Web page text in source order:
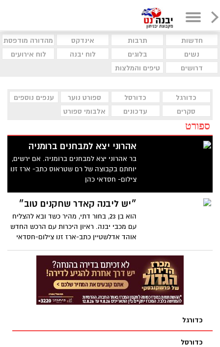
חדשות תרבות אינדקס
מהדורה מודפסת
נשים
בלוגים לוח יבנה
לוח אירועים
דרושים
טיפים והמלצות
כדורגל כדורסל ספורט נוער
ענפים נוספים
סקרים
עדכונים אלבומי ספורט
ספורט
אהרוני יצא למבחנים ברומניה
בר אהרוני יצא למבחנים ברומניה. אם ירשים,
יוחתם בקבוצה של רם שטראוס כתב- ארז זנו
צילום- חסדאי כהן
״יש ליבנה קאדר שחקנים טוב״
הוא בן 23, בחור דתי, מהיר כשד ובא להצליח
עם מכבי יבנה. ראיון היכרות עם הרכש החדש
אוהד אדלשטיין כתב-ארז זנו צילום-חסדאי
כדורגל
כדורסל